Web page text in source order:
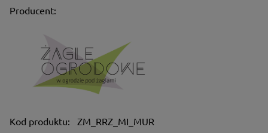
Producent:
Kod produktu:
ZM_RRZ_MI_MUR